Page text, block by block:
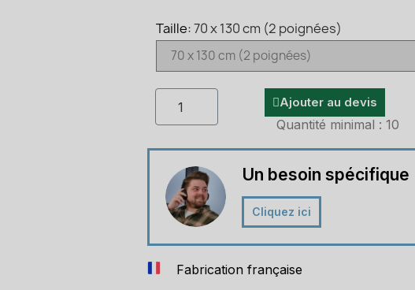
Taille 70 x 130 cm (2 poignées)
Ajouter au devis
Quantité minimal : 10
Un besoin spécifique
Cliquez ici
Fabrication française